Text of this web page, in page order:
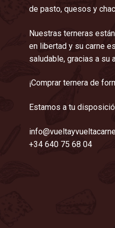
de pasto, quesos y
Nuestras terneras
en libertad y su carne
saludable, gracias a su
¡Comprar ternera de
Estamos a tu
+34 640 75 68 04